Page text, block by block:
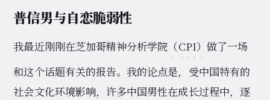
普信男与自恋脆弱性
我最近刚刚在芝加哥精神分析学院 （CPI） 做了一场
和这个话题有关的报告。我的论点是，受中国特有的
社会文化环境影响，许多中国男性在成长过程中，逐